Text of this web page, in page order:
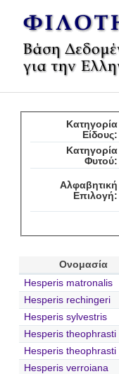
Κατηγορία
Είδους:
Κατηγορία
Φυτού:
Αλφαβητική
Επιλογή:
Ονομασία
Hesperis matronalis
Hesperis rechingeri
Hesperis sylvestris
Hesperis theophrasti
Hesperis theophrasti
Hesperis verroiana